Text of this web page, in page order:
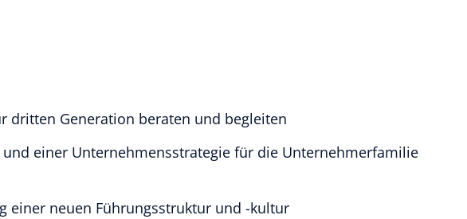
dritten Generation beraten und begleiten
einer Unternehmensstrategie für die Unternehmerfamilie
einer neuen Führungsstruktur und -kultur